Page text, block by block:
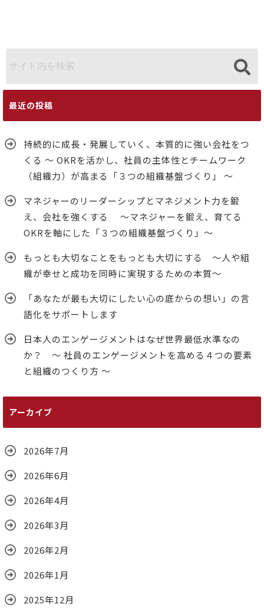
基盤づくり」
最近の投稿
持続的に成長・発展していく、本質的に強い会社をつ
くる ～ OKRを活かし、社員の主体性とチームワーク
（組織力）が高まる「３つの組織基盤づくり」 ～
マネジャーのリーダーシップとマネジメント力を鍛
え、会社を強くする ～マネジャーを鍛え、育てる
OKRを軸にした「３つの組織基盤づくり」～
もっとも大切なことをもっとも大切にする ～人や組
織が幸せと成功を同時に実現するための本質～
「あなたが最も大切にしたい心の底からの想い」の言
語化をサポートします
日本人のエンゲージメントはなぜ世界最低水準なの
か？ ～ 社員のエンゲージメントを高める４つの要素
と組織のつくり方 ～
アーカイブ
2026年7月
2026年6月
2026年4月
2026年3月
2026年2月
2026年1月
2025年12月